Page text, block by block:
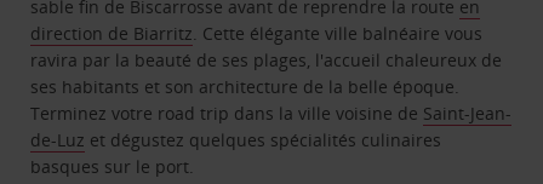
sable fin de Biscarrosse avant de reprendre la route en
direction de Biarritz. Cette élégante ville balnéaire vous
ravira par la beauté de ses plages, l'accueil chaleureux de
ses habitants et son architecture de la belle époque.
Terminez votre road trip dans la ville voisine de Saint-Jean-
de-Luz et dégustez quelques spécialités culinaires
basques sur le port.